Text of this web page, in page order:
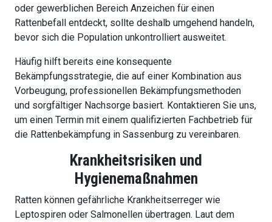
oder gewerblichen Bereich Anzeichen für einen
Rattenbefall entdeckt, sollte deshalb umgehend handeln,
bevor sich die Population unkontrolliert ausweitet.
Häufig hilft bereits eine konsequente
Bekämpfungsstrategie, die auf einer Kombination aus
Vorbeugung, professionellen Bekämpfungsmethoden
und sorgfältiger Nachsorge basiert. Kontaktieren Sie uns,
um einen Termin mit einem qualifizierten Fachbetrieb für
die Rattenbekämpfung in Sassenburg zu vereinbaren.
Krankheitsrisiken und
Hygienemaßnahmen
Ratten können gefährliche Krankheitserreger wie
Leptospiren oder Salmonellen übertragen. Laut dem